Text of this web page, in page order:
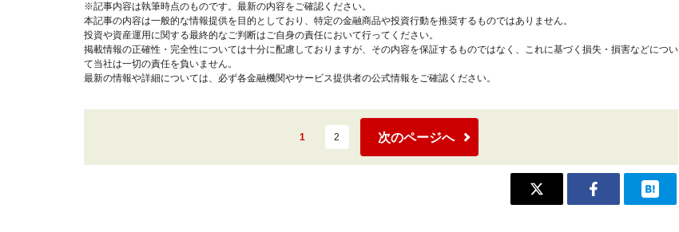
※記事内容は執筆時点のものです。最新の内容をご確認ください。
本記事の内容は一般的な情報提供を目的としており、特定の金融商品や投資行動を推奨するものではありません。
投資や資産運用に関する最終的なご判断はご自身の責任において行ってください。
掲載情報の正確性・完全性については十分に配慮しておりますが、その内容を保証するものではなく、これに基づく損失・損害などについ
て当社は一切の責任を負いません。
最新の情報や詳細については、必ず各金融機関やサービス提供者の公式情報をご確認ください。
1 2 次のページへ